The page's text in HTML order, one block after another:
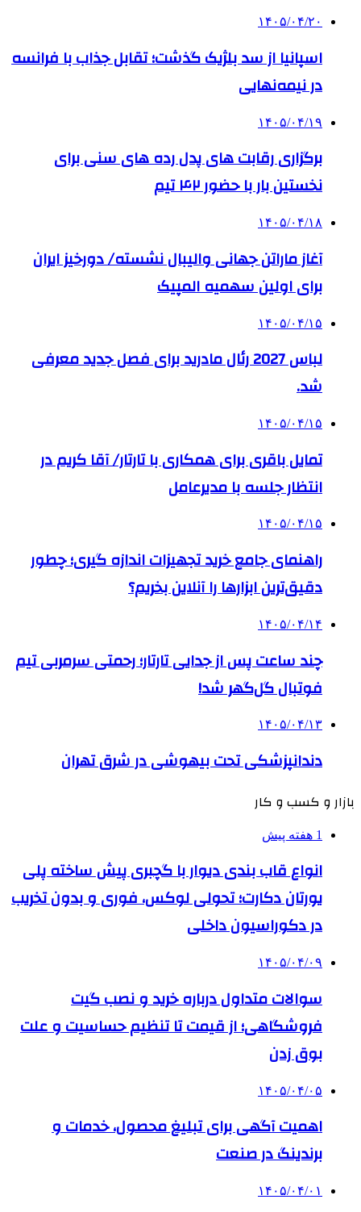
۱۴۰۵/۰۴/۲۰
اسپانیا از سد بلژیک گذشت؛ تقابل جذاب با فرانسه
در نیمه‌نهایی
۱۴۰۵/۰۴/۱۹
برگزاری رقابت های پدل رده های سنی برای
نخستین بار با حضور ۴۲ تیم
۱۴۰۵/۰۴/۱۸
آغاز ماراتن جهانی والیبال نشسته/ دورخیز ایران
برای اولین سهمیه المپیک
۱۴۰۵/۰۴/۱۵
لباس 2027 رئال مادرید برای فصل جدید معرفی
شد.
۱۴۰۵/۰۴/۱۵
تمایل باقری برای همکاری با تارتار/ آقا کریم در
انتظار جلسه با مدیرعامل
۱۴۰۵/۰۴/۱۵
راهنمای جامع خرید تجهیزات اندازه گیری؛ چطور
دقیق‌ترین ابزارها را آنلاین بخریم؟
۱۴۰۵/۰۴/۱۴
چند ساعت پس از جدایی تارتار؛ رحمتی سرمربی تیم
فوتبال گل‌گهر شد!
۱۴۰۵/۰۴/۱۳
دندانپزشکی تحت بیهوشی در شرق تهران
بازار و کسب و کار
1 هفته پیش
انواع قاب بندی دیوار با گچبری پیش ساخته پلی
یورتان دکارت؛ تحولی لوکس، فوری و بدون تخریب
در دکوراسیون داخلی
۱۴۰۵/۰۴/۰۹
سوالات متداول درباره خرید و نصب گیت
فروشگاهی؛ از قیمت تا تنظیم حساسیت و علت
بوق زدن
۱۴۰۵/۰۴/۰۵
اهمیت آگهی برای تبلیغ محصول، خدمات و
برندینگ در صنعت
۱۴۰۵/۰۴/۰۱